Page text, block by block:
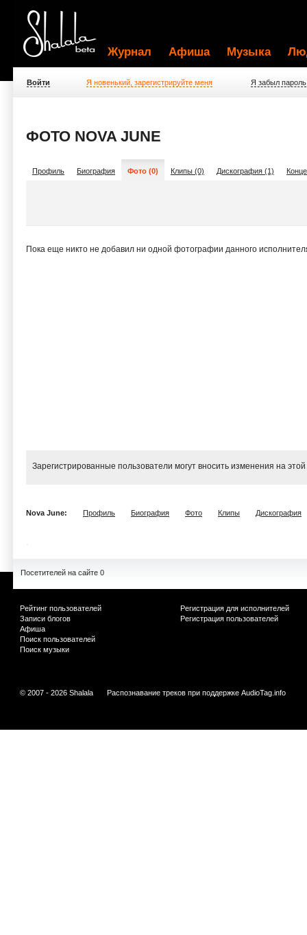
Журнал Афиша Музыка
Войти Я новенький, зарегистрируйте меня Я забыл пароль
ФОТО NOVA JUNE
Профиль Биография Фото (0) Клипы (0) Дискография (1)
Пока еще никто не добавил ни одной фотографии данного
Зарегистрированные пользователи могут вносить изменения на
Nova June: Профиль Биография Фото Клипы Дискография
Посетителей на сайте 0
Рейтинг пользователей
Записи блогов
Афиша
Поиск пользователей
Поиск музыки
Регистрация для исполнителей
Регистрация пользователей
© 2007 - 2026 Shalala Распознавание треков при поддержке AudioTag.info